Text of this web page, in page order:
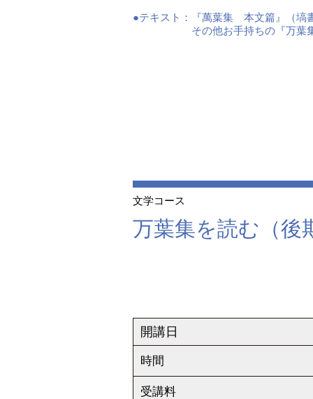
●テキスト：
『萬葉集 本文篇』（塙
その他お手持ちの『万葉
文学コース
万葉集を読む（
開講日
時間
受講料